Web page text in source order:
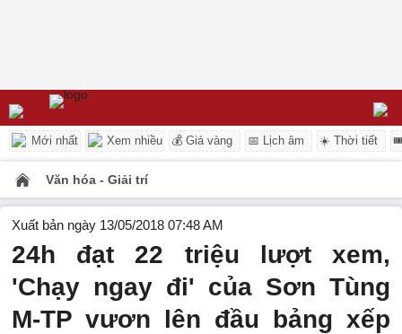
Mới nhất Xem nhiều 💰 Giá vàng 📅 Lịch âm ☀️ Thời tiết
Văn hóa - Giải trí
Xuất bản ngày 13/05/2018 07:48 AM
24h đạt 22 triệu lượt xem,
'Chạy ngay đi' của Sơn Tùng
M-TP vươn lên đầu bảng xếp